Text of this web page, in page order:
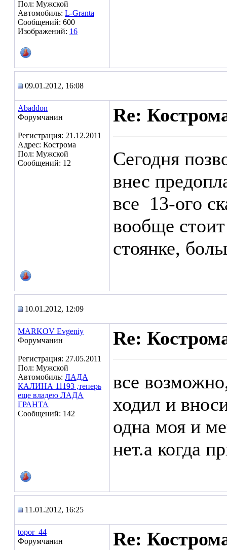
Пол: Мужской
Автомобиль: L-Granta
Сообщений: 600
Изображений: 16
09.01.2012, 16:08
Abaddon
Форумчанин
Регистрация: 21.12.2011
Адрес: Кострома
Пол: Мужской
Сообщений: 12
Re:
Сегодня
внес
все 13-ого
вообще
стоянке,
10.01.2012, 12:09
MARKOV Evgeniy
Форумчанин
Регистрация: 27.05.2011
Пол: Мужской
Автомобиль: ЛАДА
КАЛИНА 11193 ,теперь
еще владею ЛАДА
ГРАНТА
Сообщений: 142
Re:
все
ходил и
одна моя и
нет.а когда
11.01.2012, 16:25
topor_44
Форумчанин
Re: